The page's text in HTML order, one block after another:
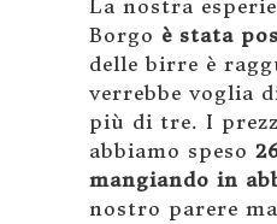
La nostra
Borgo è stata
delle birre è
verrebbe voglia
più di tre. I
abbiamo speso
mangiando in
nostro parere